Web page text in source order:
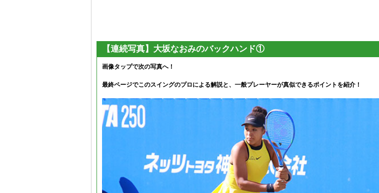
【連続写真】大坂なおみのバックハンド①
画像タップで次の写真へ！
最終ページでこのスイングのプロによる解説と、一般プレーヤーが真似できるポイントを紹介！